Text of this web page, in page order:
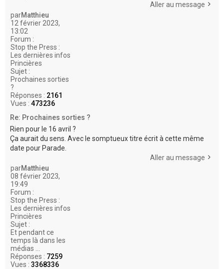
Aller au message
parMatthieu
12 février 2023,
13:02
Forum :
Stop the Press :
Les dernières infos
Princières
Sujet :
Prochaines sorties
?
Réponses : 2161
Vues : 473236
Re: Prochaines sorties ?
Rien pour le 16 avril ?
Ça aurait du sens. Avec le somptueux titre écrit à cette même
date pour Parade.
Aller au message
parMatthieu
08 février 2023,
19:49
Forum :
Stop the Press :
Les dernières infos
Princières
Sujet :
Et pendant ce
temps là dans les
médias ...
Réponses : 7259
Vues : 3368336